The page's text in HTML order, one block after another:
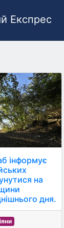
Експрес
інформує
на
дня.